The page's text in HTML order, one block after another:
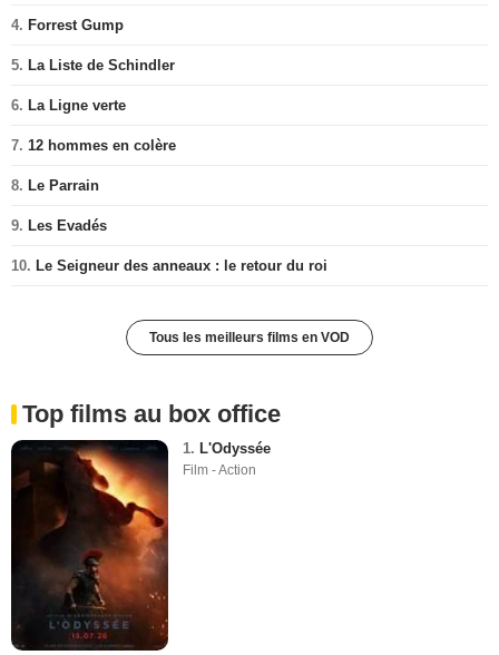
4. Forrest Gump
5. La Liste de Schindler
6. La Ligne verte
7. 12 hommes en colère
8. Le Parrain
9. Les Evadés
10. Le Seigneur des anneaux : le retour du roi
Tous les meilleurs films en VOD
Top films au box office
1. L'Odyssée
Film - Action